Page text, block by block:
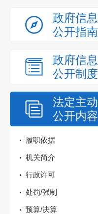
政府信息
公开指南
政府信息
公开制度
法定主动
公开内容
履职依据
机关简介
行政许可
处罚/强制
预算/决算